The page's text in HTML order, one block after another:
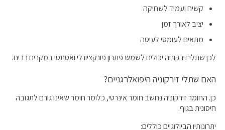
קשיח ועמיד לשחיקה
יציב לאורך זמן
מתאים לעומסי לעיסה
לכן שתלי זירקוניה יכולים לשמש פתרון פונקציונלי ואסתטי במקרים רבים.
האם שתלי זירקוניה היפואלרגניים?
כן. החומר זירקוניה נחשב חומר אינרטי, כלומר חומר שאינו גורם לתגובה
חיסונית בגוף.
יתרונותיו הביולוגיים כוללים: